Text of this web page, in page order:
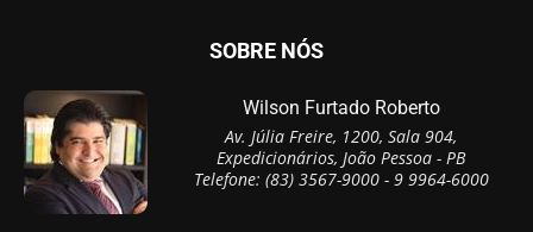
SOBRE NÓS
Wilson Furtado Roberto
Av. Júlia Freire, 1200, Sala 904,
Expedicionários, João Pessoa - PB
Telefone: (83) 3567-9000 - 9 9964-6000